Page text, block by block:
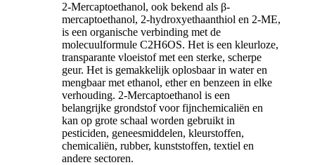
2-Mercaptoethanol, ook bekend als β-
mercaptoethanol, 2-hydroxyethaanthiol en 2-ME,
is een organische verbinding met de
molecuulformule C2H6OS. Het is een kleurloze,
transparante vloeistof met een sterke, scherpe
geur. Het is gemakkelijk oplosbaar in water en
mengbaar met ethanol, ether en benzeen in elke
verhouding. 2-Mercaptoethanol is een
belangrijke grondstof voor fijnchemicaliën en
kan op grote schaal worden gebruikt in
pesticiden, geneesmiddelen, kleurstoffen,
chemicaliën, rubber, kunststoffen, textiel en
andere sectoren.